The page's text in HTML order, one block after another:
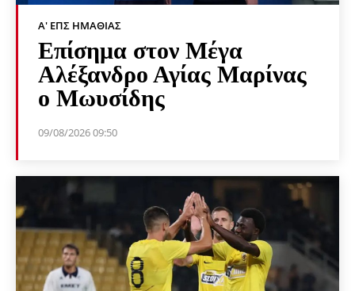
Α' ΕΠΣ ΗΜΑΘΊΑΣ
Επίσημα στον Μέγα
Αλέξανδρο Αγίας Μαρίνας
ο Μωυσίδης
09/08/2026 09:50